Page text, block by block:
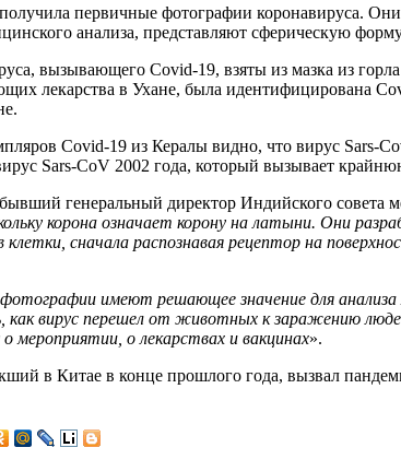
первичные фотографии коронавируса. Они
анализа, представляют сферическую
вызывающего Covid-19, взяты из мазка из
лекарства в Ухане, была идентифицирована
Covid-19 из Кералы видно, что вирус Sars-
Sars-CoV 2002 года, который вызывает
генеральный директор Индийского совета
корона означает корону на латыни. Они
сначала распознавая рецептор на
имеют решающее значение для анализа
вирус перешел от животных к заражению
мероприятии, о лекарствах и вакцинах».
в Китае в конце прошлого года, вызвал